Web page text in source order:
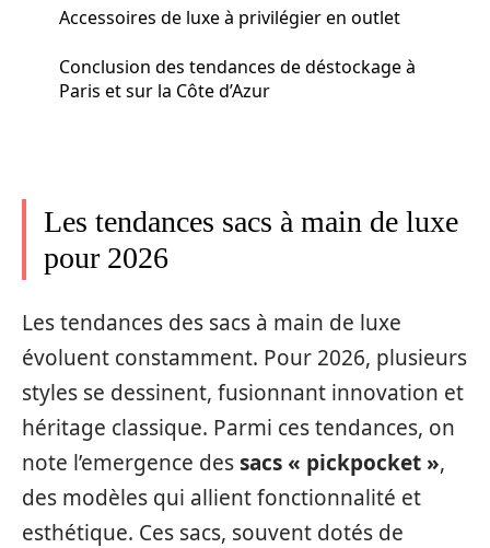
Accessoires de luxe à privilégier en outlet
Conclusion des tendances de déstockage à
Paris et sur la Côte d’Azur
Les tendances sacs à main de luxe
pour 2026
Les tendances des sacs à main de luxe
évoluent constamment. Pour 2026, plusieurs
styles se dessinent, fusionnant innovation et
héritage classique. Parmi ces tendances, on
note l’emergence dessacs « pickpocket »,
des modèles qui allient fonctionnalité et
esthétique. Ces sacs, souvent dotés de